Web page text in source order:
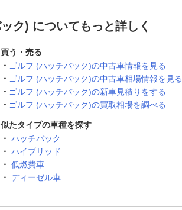
ク) についてもっと詳しく
買う・売る
ゴルフ (ハッチバック)の中古車情報を見る
ゴルフ (ハッチバック)の中古車相場情報を見る
ゴルフ (ハッチバック)の新車見積りをする
ゴルフ (ハッチバック)の買取相場を調べる
似たタイプの車種を探す
ハッチバック
ハイブリッド
低燃費車
ディーゼル車